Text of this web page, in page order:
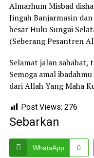
Almarhum Misbad
Jingah Banjarmasin
besar Hulu Sungai
(Seberang Pesantren
Selamat jalan sahabat,
Semoga amal
dari Allah Yang Maha
Post Views: 276
Sebarkan
WhatsApp 0